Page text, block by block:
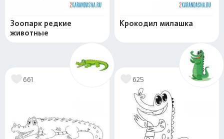
Зоопарк редкие
животные
Крокодил милашка
661 625